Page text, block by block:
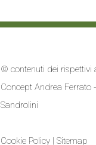
© contenuti dei rispettivi
Concept Andrea Ferrato
Sandrolini
Cookie Policy | Sitemap